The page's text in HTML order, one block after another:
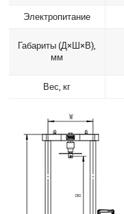
Электропитание
Габариты (Д×Ш×В),
мм
Вес, кг